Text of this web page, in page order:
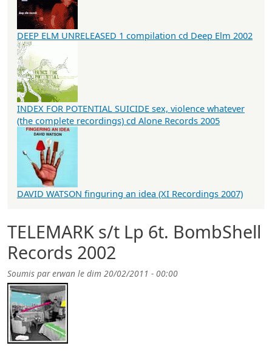
TELEMARK s/t Lp 6t. BombShell
Records 2002
Soumis parerwan le dim 20/02/2011 - 00:00
DEEP ELM UNRELEASED 1 compilation cd Deep Elm 2002
INDEX FOR POTENTIAL SUICIDE sex, violence whatever
(the complete recordings) cd Alone Records 2005
DAVID WATSON finguring an idea (XI Recordings 2007)